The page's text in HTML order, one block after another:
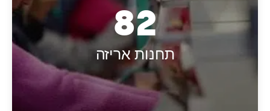
82
תחנות אריזה